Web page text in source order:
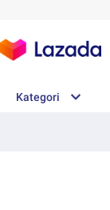
Kategori